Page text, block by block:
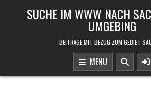
SUCHE IM WWW NACH
UMGEBING
BEITRÄGE MIT BEZUG ZUM GEBIET
MENU